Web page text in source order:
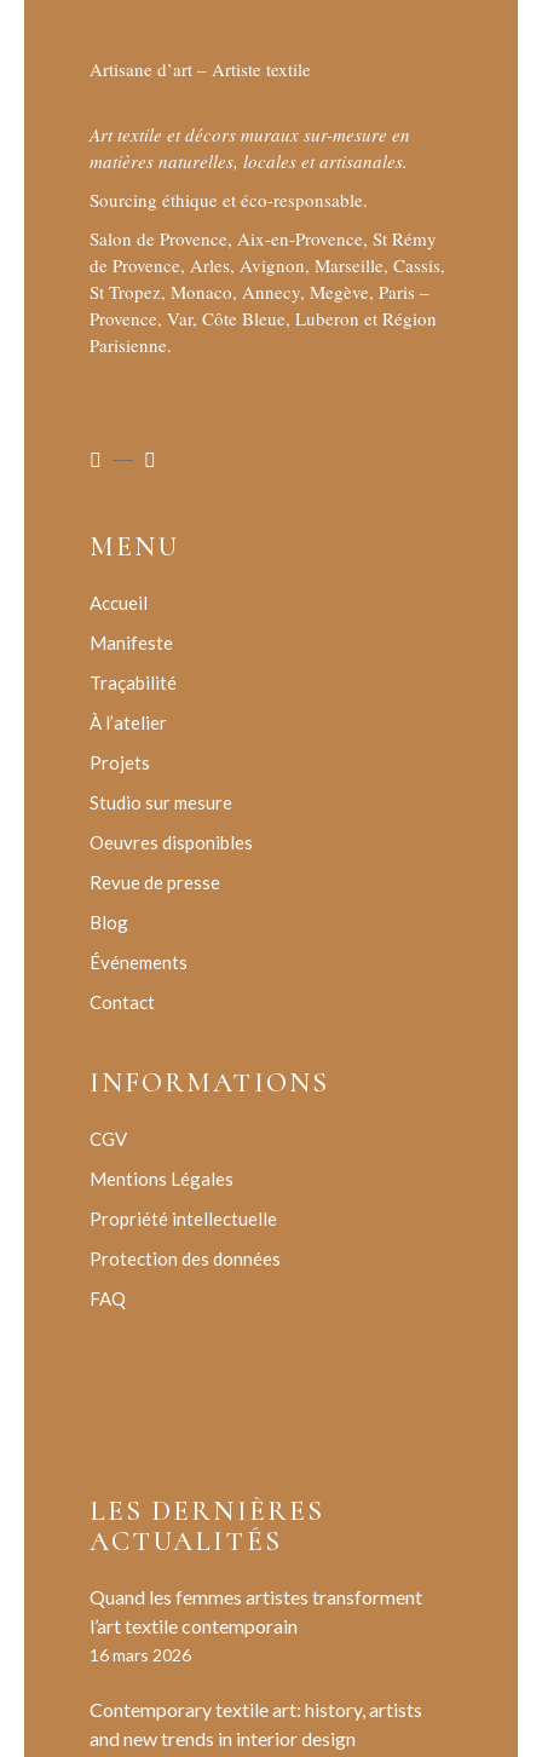
Artisane d’art – Artiste textile
Art textile et décors muraux sur-mesure en
matières naturelles, locales et artisanales.
Sourcing éthique et éco-responsable.
Salon de Provence, Aix-en-Provence, St Rémy
de Provence, Arles, Avignon, Marseille, Cassis,
St Tropez, Monaco, Annecy, Megève, Paris –
Provence, Var, Côte Bleue, Luberon et Région
Parisienne.
MENU
Accueil
Manifeste
Traçabilité
À l’atelier
Projets
Studio sur mesure
Oeuvres disponibles
Revue de presse
Blog
Événements
Contact
INFORMATIONS
CGV
Mentions Légales
Propriété intellectuelle
Protection des données
FAQ
LES DERNIÈRES
ACTUALITÉS
Quand les femmes artistes transforment
l’art textile contemporain
16 mars 2026
Contemporary textile art: history, artists
and new trends in interior design